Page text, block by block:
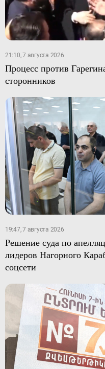
21:10, 7 августа 2026
Процесс против
сторонников
19:47, 7 августа 2026
Решение суда по
лидеров Нагорного
соцсети